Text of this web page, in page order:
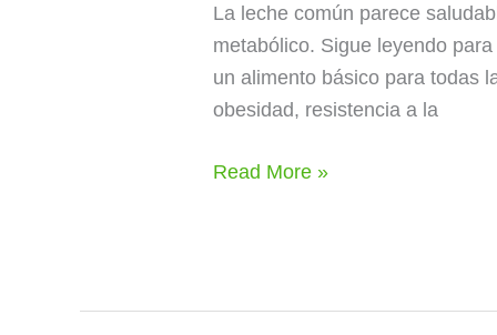
La leche común parece
metabólico. Sigue leyendo
un alimento básico para todas
obesidad, resistencia a la
Read More »